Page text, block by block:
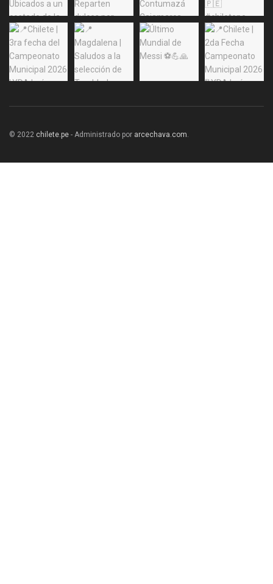
© 2022 chilete.pe - Administrado por arcechava.com